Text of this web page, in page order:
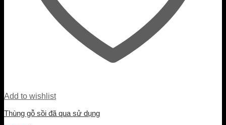
Add to wishlist
Thùng gỗ sồi đã qua sử dụng